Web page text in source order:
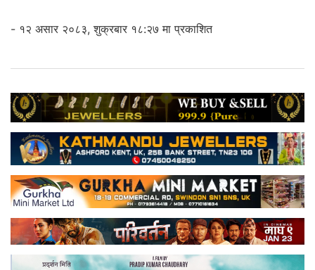
- १२ असार २०८३, शुक्रबार १८:२७ मा प्रकाशित